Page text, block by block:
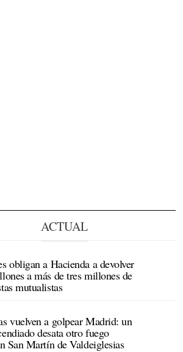
ACTUAL
obligan a Hacienda a devolver
a más de tres millones de
mutualistas
vuelven a golpear Madrid: un
desata otro fuego
San Martín de Valdeiglesias